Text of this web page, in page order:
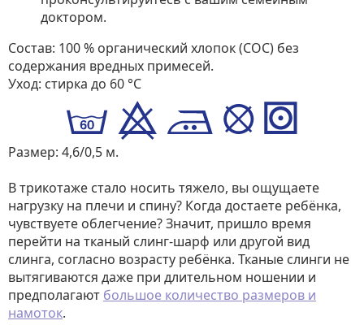
доктором.
Состав: 100 % органический хлопок (COC) без
содержания вредных примесей.
Уход: стирка до 60 °C
Размер: 4,6/0,5 м.
В трикотаже стало носить тяжело, вы ощущаете
нагрузку на плечи и спину? Когда достаете ребёнка,
чувствуете облегчение? Значит, пришло время
перейти на тканый слинг-шарф или другой вид
слинга, согласно возрасту ребёнка. Тканые слинги не
вытягиваются даже при длительном ношении и
предполагают большое количество размеров и
намоток.